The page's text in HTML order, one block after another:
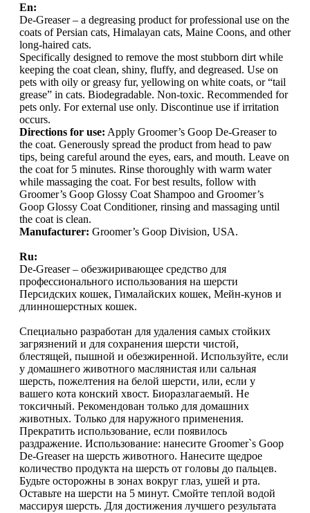
En:
De-Greaser – a degreasing product for professional use on the
coats of Persian cats, Himalayan cats, Maine Coons, and other
long-haired cats.
Specifically designed to remove the most stubborn dirt while
keeping the coat clean, shiny, fluffy, and degreased. Use on
pets with oily or greasy fur, yellowing on white coats, or “tail
grease” in cats. Biodegradable. Non-toxic. Recommended for
pets only. For external use only. Discontinue use if irritation
occurs.
Directions for use: Apply Groomer’s Goop De-Greaser to
the coat. Generously spread the product from head to paw
tips, being careful around the eyes, ears, and mouth. Leave on
the coat for 5 minutes. Rinse thoroughly with warm water
while massaging the coat. For best results, follow with
Groomer’s Goop Glossy Coat Shampoo and Groomer’s
Goop Glossy Coat Conditioner, rinsing and massaging until
the coat is clean.
Manufacturer: Groomer’s Goop Division, USA.
Ru:
De-Greaser – обезжиривающее средство для
профессионального использования на шерсти
Персидских кошек, Гималайских кошек, Мейн-кунов и
длинношерстных кошек.
Специально разработан для удаления самых стойких
загрязнений и для сохранения шерсти чистой,
блестящей, пышной и обезжиренной. Используйте, если
у домашнего животного маслянистая или сальная
шерсть, пожелтения на белой шерсти, или, если у
вашего кота конский хвост. Биоразлагаемый. Не
токсичный. Рекомендован только для домашних
животных. Только для наружного применения.
Прекратить использование, если появилось
раздражение. Использование: нанесите Groomer`s Goop
De-Greaser на шерсть животного. Нанесите щедрое
количество продукта на шерсть от головы до пальцев.
Будьте осторожны в зонах вокруг глаз, ушей и рта.
Оставьте на шерсти на 5 минут. Смойте теплой водой
массируя шерсть. Для достижения лучшего результата